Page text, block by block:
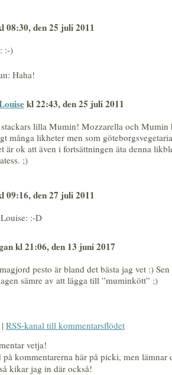
08:30, den 25 juli 2011
:-)
Haha!
kl 22:43, den 25 juli 2011
lilla Mumin! Mozzarella och Mumin
många likheter men som
är ok att även i fortsättningen äta denna
;)
09:16, den 27 juli 2011
:-D
kl 21:06, den 13 juni 2017
pesto är bland det bästa jag vet :)
sämre av att lägga till ”muminkött” ;)
| RSS-kanal till kommentarsflödet
vetja!
på kommentarerna här på picki, men lämnar
kikar jag in där också!